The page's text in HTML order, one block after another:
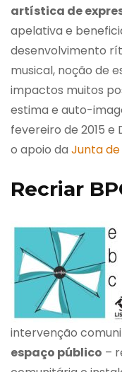
artística de
apelativa e
desenvolvimento
musical, noção de
impactos muitos
estima e auto-
fevereiro de 2015 e
o apoio da Junta
Recriar
intervenção
espaço público –